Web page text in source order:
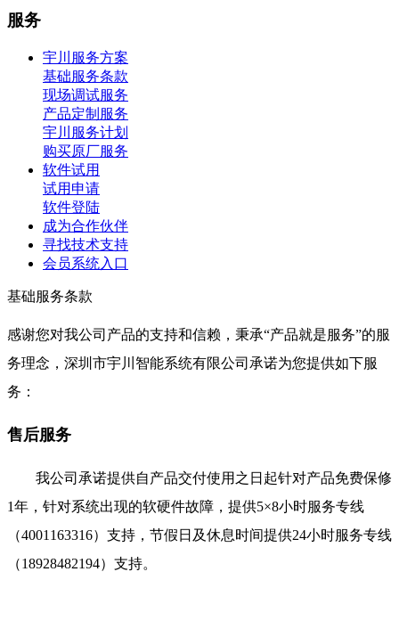
服务
宇川服务方案
基础服务条款
现场调试服务
产品定制服务
宇川服务计划
购买原厂服务
软件试用
试用申请
软件登陆
成为合作伙伴
寻找技术支持
会员系统入口
基础服务条款
感谢您对我公司产品的支持和信赖，秉承“产品就是服务”的服
务理念，深圳市宇川智能系统有限公司承诺为您提供如下服
务：
售后服务
我公司承诺提供自产品交付使用之日起针对产品免费保修
1年，针对系统出现的软硬件故障，提供5×8小时服务专线
（4001163316）支持，节假日及休息时间提供24小时服务专线
（18928482194）支持。